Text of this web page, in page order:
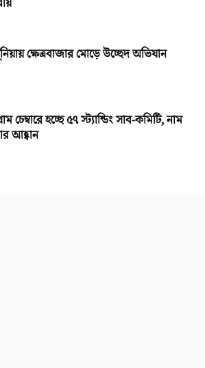
ক্ষেত্রবাজার মোড়ে উচ্ছেদ অভিযান
চেম্বারে হচ্ছে ৫৭ স্ট্যান্ডিং সাব-কমিটি, নাম
আহ্বান